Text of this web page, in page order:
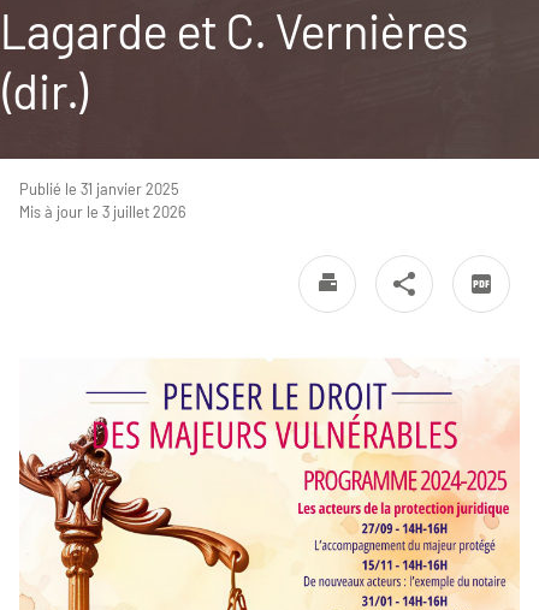
Lagarde et C. Vernières
(dir.)
Publié le 31 janvier 2025
Mis à jour le 3 juillet 2026